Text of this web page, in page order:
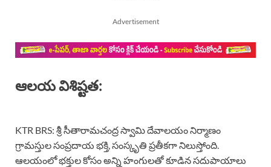
Advertisement
ఆలయ విశిష్టత:
KTR BRS: శ్రీ సీతారామచంద్ర స్వామి దేవాలయం నిర్మాణం
గ్రామస్తుల సంప్రదాయ భక్తి, సంస్కృతి ప్రతీకగా నిలుస్తోంది.
ఆలయంలో భక్తుల కోసం అన్ని హంగులతో కూడిన సదుపాయాలు